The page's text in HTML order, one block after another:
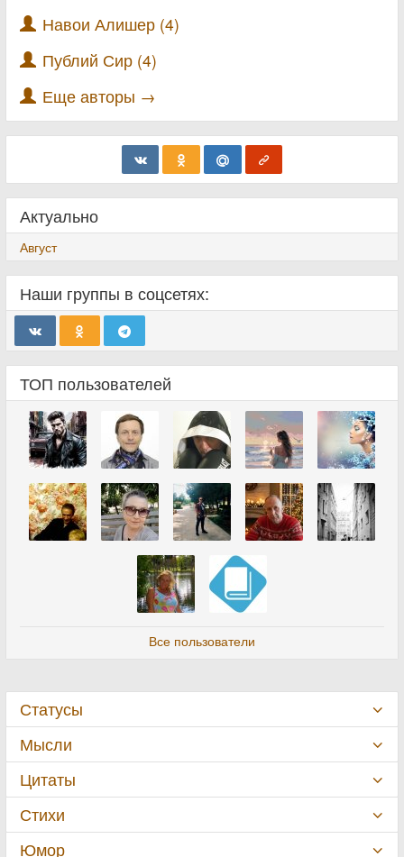
Навои Алишер (4)
Публий Сир (4)
Еще авторы →
Актуально
Август
Наши группы в соцсетях:
ТОП пользователей
Все пользователи
Статусы
Мысли
Цитаты
Стихи
Юмор